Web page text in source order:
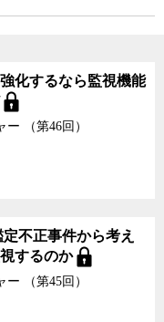
は本会議の会議録の作
可能になっていなけれ
ことができない。地方選
が、選挙の後、投票した
に対する関心が高まるは
地としての情報公開に対
みてもいいのではないだ
意思決定が下される場で
体や地方議会の情報公開
事長の三木由希子とジャ
化するなら監視機能
（第46回）
不正事件から考え
するのか
（第45回）